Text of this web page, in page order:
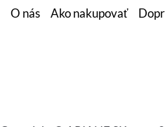
O nás Ako nakupovať